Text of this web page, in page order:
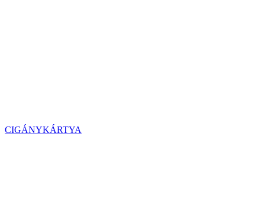
CIGÁNYKÁRTYA